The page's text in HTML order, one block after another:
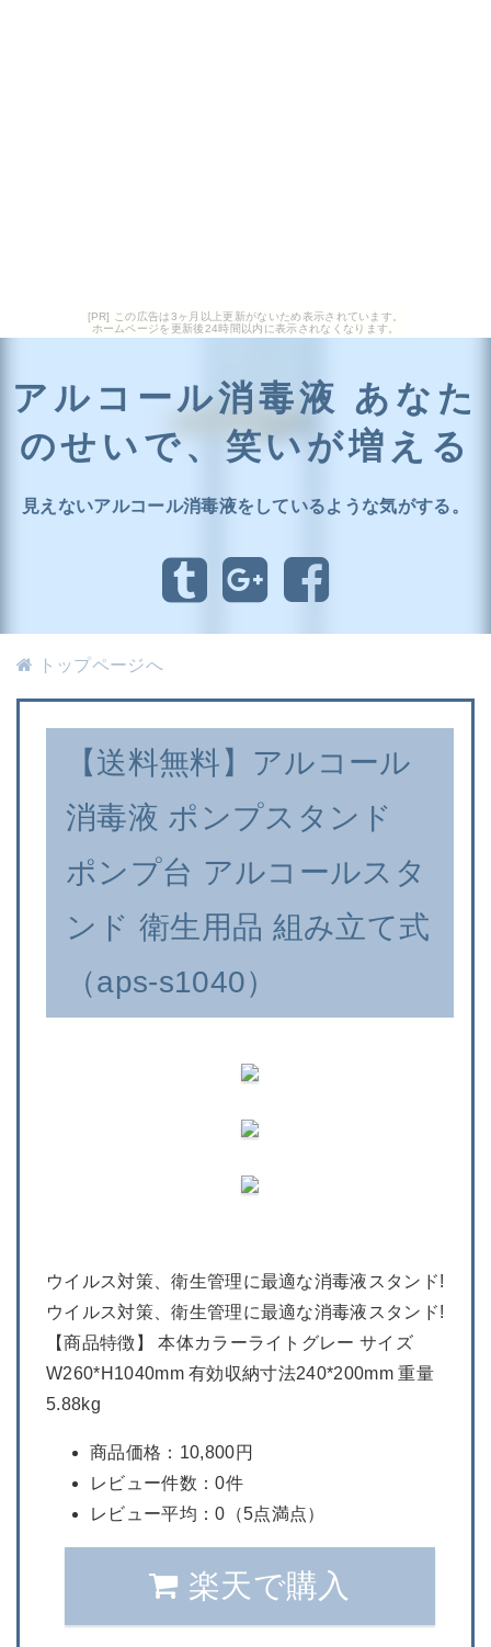
[PR] この広告は3ヶ月以上更新がないため表示されています。
ホームページを更新後24時間以内に表示されなくなります。
アルコール消毒液 あなた
のせいで、笑いが増える
見えないアルコール消毒液をしているような気がする。
トップページへ
【送料無料】アルコール
消毒液 ポンプスタンド
ポンプ台 アルコールスタ
ンド 衛生用品 組み立て式
（aps-s1040）
ウイルス対策、衛生管理に最適な消毒液スタンド!
ウイルス対策、衛生管理に最適な消毒液スタンド!
【商品特徴】 本体カラーライトグレー サイズ
W260*H1040mm 有効収納寸法240*200mm 重量
5.88kg
商品価格：10,800円
レビュー件数：0件
レビュー平均：0（5点満点）
楽天で購入